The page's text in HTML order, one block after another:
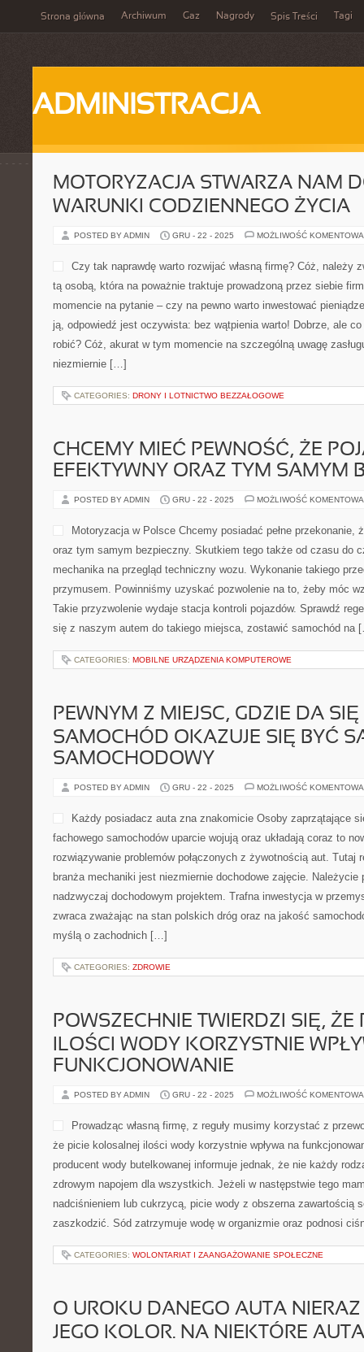
Strona główna Archiwum Gaz Nagrody Spis Treści Tagi
ADMINISTRACJA
MOTORYZACJA STWARZA NAM
WARUNKI CODZIENNEGO ŻYCIA
POSTED BY ADMIN GRU - 22 - 2025 MOŻLIWOŚĆ
Czy tak naprawdę warto rozwijać własną firmę? Cóż, należy
tą osobą, która na poważnie traktuje prowadzoną przez siebie
momencie na pytanie – czy na pewno warto inwestować
ją, odpowiedź jest oczywista: bez wątpienia warto! Dobrze, ale
robić? Cóż, akurat w tym momencie na szczególną uwagę
niezmiernie […]
CATEGORIES: DRONY I LOTNICTWO BEZZAŁOGOWE
CHCEMY MIEĆ PEWNOŚĆ, ŻE
EFEKTYWNY ORAZ TYM SAMYM
POSTED BY ADMIN GRU - 22 - 2025 MOŻLIWOŚĆ
Motoryzacja w Polsce Chcemy posiadać pełne przekonanie,
oraz tym samym bezpieczny. Skutkiem tego także od czasu do
mechanika na przegląd techniczny wozu. Wykonanie takiego
przymusem. Powinniśmy uzyskać pozwolenie na to, żeby móc
Takie przyzwolenie wydaje stacja kontroli pojazdów. Sprawdź
się z naszym autem do takiego miejsca, zostawić samochód na
CATEGORIES: MOBILNE URZĄDZENIA KOMPUTEROWE
PEWNYM Z MIEJSC, GDZIE DA
SAMOCHÓD OKAZUJE SIĘ BYĆ
SAMOCHODOWY
POSTED BY ADMIN GRU - 22 - 2025 MOŻLIWOŚĆ
Każdy posiadacz auta zna znakomicie Osoby zaprzątające
fachowego samochodów uparcie wojują oraz układają coraz to
rozwiązywanie problemów połączonych z żywotnością aut. Tutaj
branża mechaniki jest niezmiernie dochodowe zajęcie. Należycie
nadzwyczaj dochodowym projektem. Trafna inwestycja w
zwraca zważając na stan polskich dróg oraz na jakość
myślą o zachodnich […]
CATEGORIES: ZDROWIE
POWSZECHNIE TWIERDZI SIĘ, ŻE
ILOŚCI WODY KORZYSTNIE
FUNKCJONOWANIE
POSTED BY ADMIN GRU - 22 - 2025 MOŻLIWOŚĆ
Prowadząc własną firmę, z reguły musimy korzystać z
że picie kolosalnej ilości wody korzystnie wpływa na
producent wody butelkowanej informuje jednak, że nie każdy
zdrowym napojem dla wszystkich. Jeżeli w następstwie tego
nadciśnieniem lub cukrzycą, picie wody z obszerna zawartością
zaszkodzić. Sód zatrzymuje wodę w organizmie oraz podnosi
CATEGORIES: WOLONTARIAT I ZAANGAŻOWANIE SPOŁECZNE
O UROKU DANEGO AUTA
JEGO KOLOR. NA NIEKTÓRE AUTA